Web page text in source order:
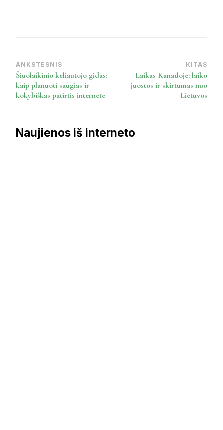
Post
Navigation
ANKSTESNIS
Šiuolaikinio keliautojo gidas:
kaip planuoti saugias ir
kokybiškas patirtis internete
KITAS
Laikas Kanadoje: laiko
juostos ir skirtumas nuo
Lietuvos
Naujienos iš interneto